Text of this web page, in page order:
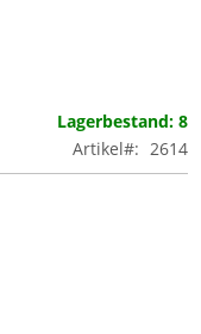
Lagerbestand: 8
Artikel
2614